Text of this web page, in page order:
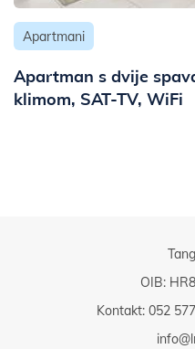
Apartmani
Apartman s dvije
klimom, SAT-TV, WiFi
OIB:
Kontakt: 052